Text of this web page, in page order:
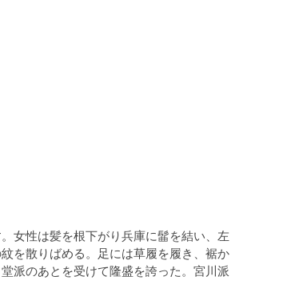
女性は髪を根下がり兵庫に髷を結い、左
を散りばめる。足には草履を履き、裾か
派のあとを受けて隆盛を誇った。宮川派